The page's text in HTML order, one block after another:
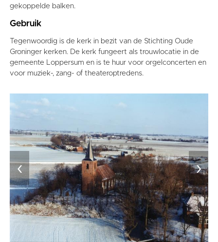
gekoppelde balken.
Gebruik
Tegenwoordig is de kerk in bezit van de Stichting Oude
Groninger kerken. De kerk fungeert als trouwlocatie in de
gemeente Loppersum en is te huur voor orgelconcerten en
voor muziek-, zang- of theateroptredens.
‹ ›